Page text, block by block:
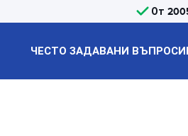
От
ЧЕСТО ЗАДАВАНИ ВЪПРОСИ